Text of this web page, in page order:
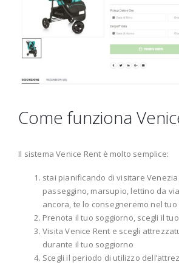
Come funziona
Il sistema Venice Rent è molto semplice:
stai pianificando di visitare Venezia
passeggino, marsupio, lettino da
ancora, te lo consegneremo nel tuo
Prenota il tuo soggiorno, scegli il
Visita Venice Rent e scegli
durante il tuo soggiorno
Scegli il periodo di utilizzo